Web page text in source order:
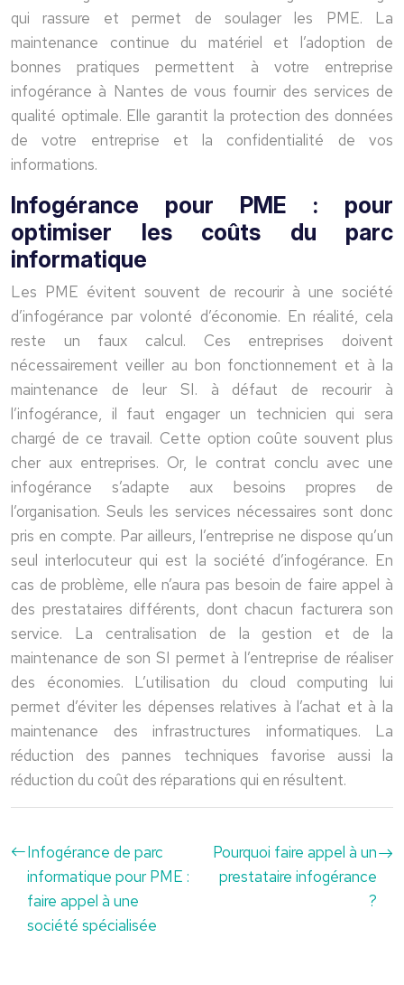
qui rassure et permet de soulager les PME. La
maintenance continue du matériel et l’adoption de
bonnes pratiques permettent à votre entreprise
infogérance à Nantes de vous fournir des services de
qualité optimale. Elle garantit la protection des données
de votre entreprise et la confidentialité de vos
informations.
Infogérance pour PME : pour
optimiser les coûts du parc
informatique
Les PME évitent souvent de recourir à une société
d’infogérance par volonté d’économie. En réalité, cela
reste un faux calcul. Ces entreprises doivent
nécessairement veiller au bon fonctionnement et à la
maintenance de leur SI. à défaut de recourir à
l’infogérance, il faut engager un technicien qui sera
chargé de ce travail. Cette option coûte souvent plus
cher aux entreprises. Or, le contrat conclu avec une
infogérance s’adapte aux besoins propres de
l’organisation. Seuls les services nécessaires sont donc
pris en compte. Par ailleurs, l’entreprise ne dispose qu’un
seul interlocuteur qui est la société d’infogérance. En
cas de problème, elle n’aura pas besoin de faire appel à
des prestataires différents, dont chacun facturera son
service. La centralisation de la gestion et de la
maintenance de son SI permet à l’entreprise de réaliser
des économies. L’utilisation du cloud computing lui
permet d’éviter les dépenses relatives à l’achat et à la
maintenance des infrastructures informatiques. La
réduction des pannes techniques favorise aussi la
réduction du coût des réparations qui en résultent.
Infogérance de parc
informatique pour PME :
faire appel à une
société spécialisée
Pourquoi faire appel à un
prestataire infogérance
?